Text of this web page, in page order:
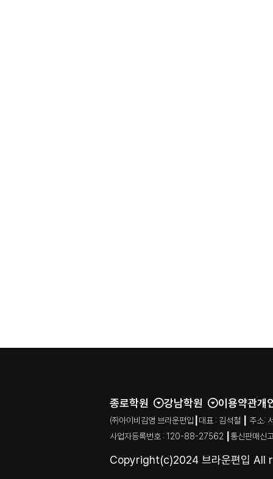
종로학원 강남학원 이용약관개
㈜아이비김영 브라운편입┃대표 : 김석철 ┃ 주
사업자등록번호 : 120-88-27562 ┃통신판매신
Copyright(c)2024 브라운편입